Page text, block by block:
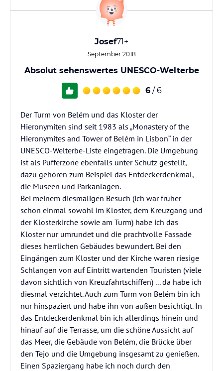
Josef71+
September 2018
Absolut sehenswertes UNESCO-Welterbe
6 / 6
Der Turm von Belém und das Kloster der
Hieronymiten sind seit 1983 als „Monastery of the
Hieronymites and Tower of Belém in Lisbon“ in der
UNESCO-Welterbe-Liste eingetragen. Die Umgebung
ist als Pufferzone ebenfalls unter Schutz gestellt,
dazu gehören zum Beispiel das Entdeckerdenkmal,
die Museen und Parkanlagen.
Bei meinem diesmaligen Besuch (ich war früher
schon einmal sowohl im Kloster, dem Kreuzgang und
der Klosterkirche sowie am Turm) habe ich das
Kloster nur umrundet und die prachtvolle Fassade
dieses herrlichen Gebäudes bewundert. Bei den
Eingängen zum Kloster und der Kirche waren riesige
Schlangen von auf Eintritt wartenden Touristen (viele
davon sichtlich von Kreuzfahrtschiffen) ... da habe ich
diesmal verzichtet. Auch zum Turm von Belém bin ich
nur hinspaziert und habe ihn von außen besichtigt. In
das Entdeckerdenkmal bin ich allerdings hinein und
hinauf auf die Terrasse, um die schöne Aussicht auf
das Meer, die Gebäude von Belém, die Brücke über
den Tejo und die Umgebung insgesamt zu genießen.
Einen Spaziergang habe ich noch durch den